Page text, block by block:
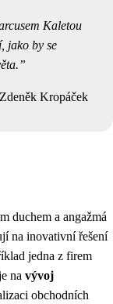
Kaletou
jako by se
Zdeněk Kropáček
duchem a angažmá
na inovativní řešení
jedna z firem
na vývoj
obchodních